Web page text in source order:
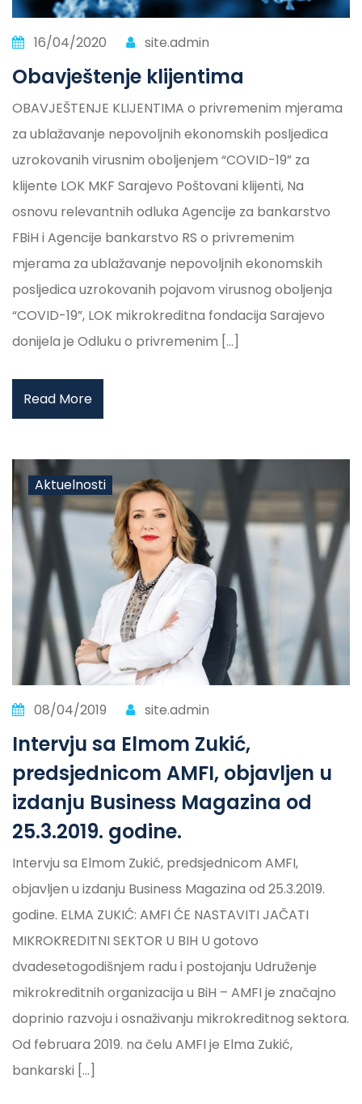
16/04/2020 site.admin
Obavještenje klijentima
OBAVJEŠTENJE KLIJENTIMA o privremenim mjerama
za ublažavanje nepovoljnih ekonomskih posljedica
uzrokovanih virusnim oboljenjem “COVID-19” za
klijente LOK MKF Sarajevo Poštovani klijenti, Na
osnovu relevantnih odluka Agencije za bankarstvo
FBiH i Agencije bankarstvo RS o privremenim
mjerama za ublažavanje nepovoljnih ekonomskih
posljedica uzrokovanih pojavom virusnog oboljenja
“COVID-19”, LOK mikrokreditna fondacija Sarajevo
donijela je Odluku o privremenim […]
Read More
Aktuelnosti
08/04/2019 site.admin
Intervju sa Elmom Zukić,
predsjednicom AMFI, objavljen u
izdanju Business Magazina od
25.3.2019. godine.
Intervju sa Elmom Zukić, predsjednicom AMFI,
objavljen u izdanju Business Magazina od 25.3.2019.
godine. ELMA ZUKIĆ: AMFI ĆE NASTAVITI JAČATI
MIKROKREDITNI SEKTOR U BIH U gotovo
dvadesetogodišnjem radu i postojanju Udruženje
mikrokreditnih organizacija u BiH – AMFI je značajno
doprinio razvoju i osnaživanju mikrokreditnog sektora.
Od februara 2019. na čelu AMFI je Elma Zukić,
bankarski […]